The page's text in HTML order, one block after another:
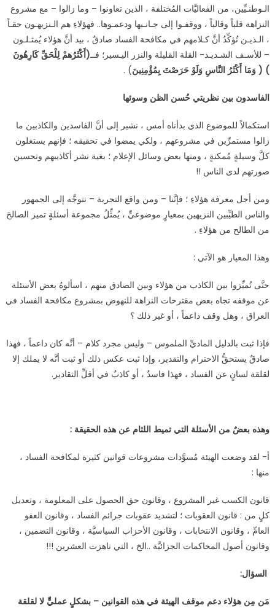
الـوطنـيِّين، من الفعاليَّات المُختلفة ، الذين تعاونوا – وما زالوا – مع مشروع
النزاهة قلباً وقالباً ، ووقفـوا إلى جـانـبها ودعمـوها.. فهؤلاءِ هم الـنزيهـون حقـاً
، الـذيـن نُؤكِّدُ أنَّ كـلامهم في مكافحة الفساد صادقٌ ، بيد أنَّ هؤلاء يُمثـلـون
– للأسـف الشـديـد- القلة القليلة والنزر اليـسير؛ فــ)أَكْثَرُهمْ لِلْحَقِّ كَارِهُونَ
)
) وَمَا أَكْثَرُ النَّاسِ وَلَوْ حَرَصْتَ بِمُؤْمِنِينَ(
.
الفاسدون بين نظريتي حُسن الظن وسوئها
استكمالاً للموضوع الذي بدأناه أمس ، نشير إلى أنَّ الفاسدين والكاذبين ما
زالوا مستمرِّين في مشروعهم ، ولكي يمضوا في تحقيقه ؛ فإنهم يستغلون
كلَّ وسيلةٍ مُمكنةٍ ، ومنها بعض وسائل الإعلام ؛ بغية نشر أكاذيبهم وتحسين
صورتهم لدى الناس !!
ومن أجل معرفة هؤلاءِ ؛ فإنَّنا – ومن واقع التجربة – نتوجَّه إلى الجمهور
والناس الطيِّبين النزيهين بمعيارٍ موضوعيٍّ ، يُمثِّلُ مجموعة أسئلةٍ تميز الصالحَ
من الطالح من هؤلاءِ .
وهذا المعيار هو الآتي :
حتَّى تُميِّزوا بين الكاذب من هؤلاء وبين الصادق منهم ، اسألوهُ بعض الأسئلة
عن موقفه تجاه بعض مقترحات النزاهة للنهوض بمشروع مكافحة الفساد في
العراق ، وهل وقف داعماً ، أو غير ذلك ؟
فإذا ثبت بالدليل الماديِّ الملموس – وليس مجرد كلام – أنَّه كان داعماً ، فهذا
صادقٌ يستحقُّ الاحترام والتقدير، وإذا ثبت عكس ذلك أو ثبت أنَّه لا يملك إلا
لقلقة لسانٍ عن الفساد ، فهذا فاسدٌ ، أو كاذبٌ في أقلِّ التقادير.
وهذه بعضٌ من الأسئلة التي تميط اللثام عن هذه الحقيقة :
أ- لقد وضعت الهيئة مُسوَّدات مشروعات قوانين كثيرة لمكافحة الفساد ،
منها :
قانون الكسب غير المشروع ، وقانون حق الحصول على المعلومة ، وتعديل
كلٍ من : قانون العقوبات ؛ لتشديد عقوبات جرائم الفساد ، وقانون العفو
العامِّ ، وقانون الانتخابات ، وقانون الأحزاب السياسيَّة ، وقانون التضمين ،
وقانون أصول المحاكمات الجزائيَّة ..الخ ، التي ناهزت العشرين !!!
السؤال:
مَن مِن هؤلاء دعم موقف الهيئة في هذه القوانين – بشكلٍ عمليٍّ لا لقلقة